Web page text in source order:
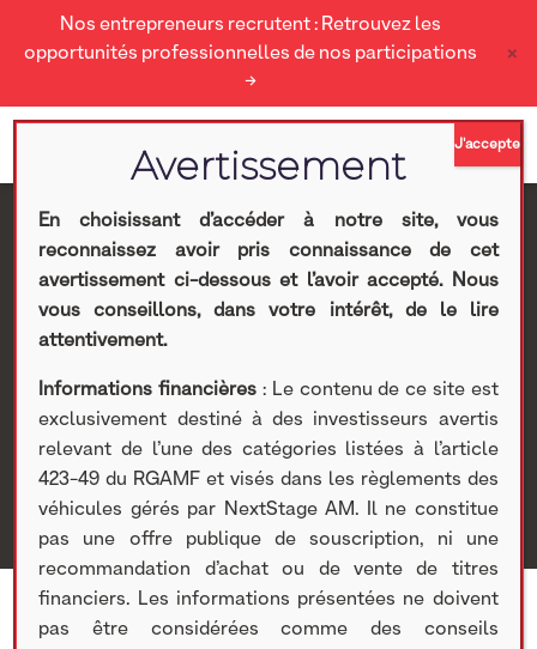
Nos entrepreneurs recrutent : Retrouvez les
opportunités professionnelles de nos participations
→
×
Axway : Suspension des
objectifs annuels
Suspension des objectifs annuels
En choisissant d’accéder à notre site, vous
reconnaissez avoir pris connaissance de cet
avertissement ci-dessous et l’avoir accepté. Nous
vous conseillons, dans votre intérêt, de le lire
attentivement.
Informations financières : Le contenu de ce site est
exclusivement destiné à des investisseurs avertis
relevant de l’une des catégories listées à l’article
423-49 du RGAMF et visés dans les règlements des
véhicules gérés par NextStage AM. Il ne constitue
pas une offre publique de souscription, ni une
recommandation d’achat ou de vente de titres
financiers. Les informations présentées ne doivent
pas être considérées comme des conseils